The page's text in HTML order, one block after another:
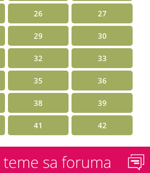
26 27
29 30
32 33
35 36
38 39
41 42
sa foruma